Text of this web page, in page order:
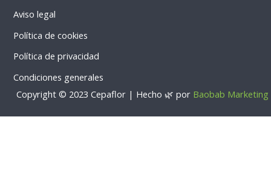
Aviso legal
Política de cookies
Política de privacidad
Condiciones generales
Copyright © 2023 Cepaflor | Hecho 🌿 por Baobab Marketing